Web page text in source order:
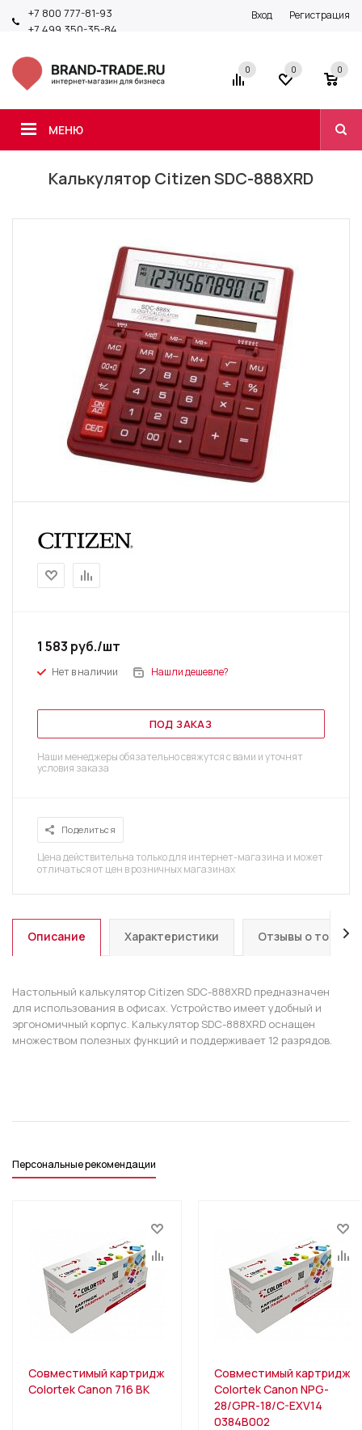
+7 800 777-81-93
+7 499 350-35-84
Вход Регистрация
МЕНЮ
0 0 0
Калькулятор Citizen SDC-888XRD
1 583 руб./шт
Нет в наличии Нашли дешевле?
ПОД ЗАКАЗ
Наши менеджеры обязательно свяжутся с вами и уточнят
условия заказа
Поделиться
Цена действительна только для интернет-магазина и может
отличаться от цен в розничных магазинах
Описание Характеристики Отзывы о товаре
Настольный калькулятор Citizen SDC-888XRD предназначен
для использования в офисах. Устройство имеет удобный и
эргономичный корпус. Калькулятор SDC-888XRD оснащен
множеством полезных функций и поддерживает 12 разрядов.
Персональные рекомендации
Совместимый картридж
Colortek Canon 716 BK
Совместимый картридж
Colortek Canon NPG-
28/GPR-18/C-EXV14
0384B002